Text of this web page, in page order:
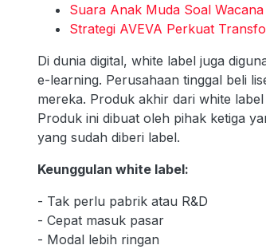
Suara Anak Muda Soal
Strategi AVEVA Perkuat
Di dunia digital, white label juga
e-learning. Perusahaan tinggal beli
mereka. Produk akhir dari white
Produk ini dibuat oleh pihak ketiga
yang sudah diberi label.
Keunggulan white label:
- Tak perlu pabrik atau R&D
- Cepat masuk pasar
- Modal lebih ringan